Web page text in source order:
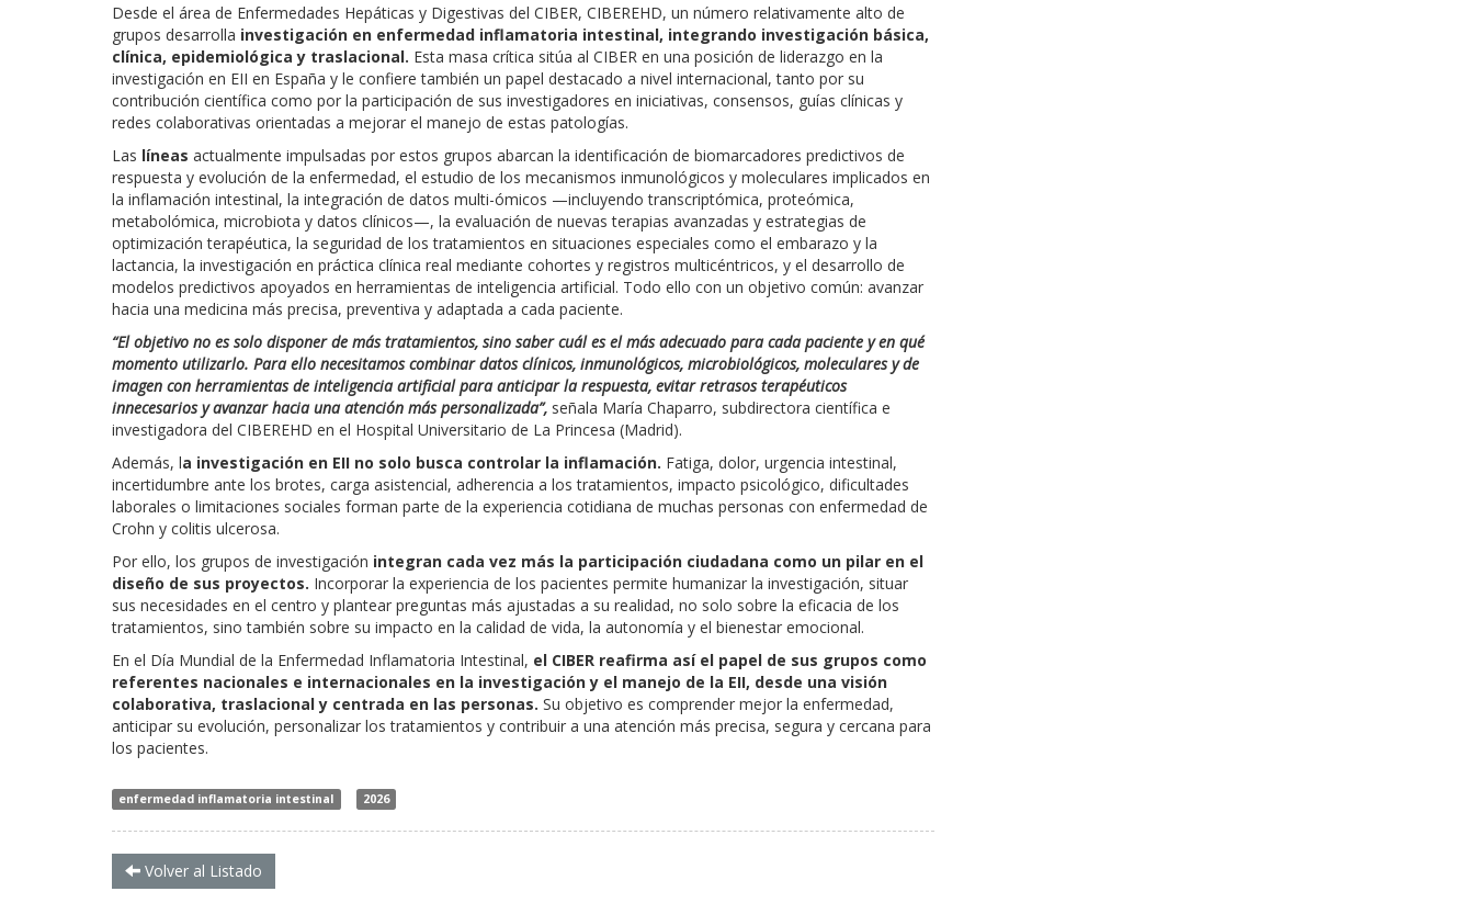
Desde el área de Enfermedades Hepáticas y Digestivas del CIBER, CIBEREHD, un número relativamente alto de
grupos desarrolla investigación en enfermedad inflamatoria intestinal, integrando investigación básica,
clínica, epidemiológica y traslacional. Esta masa crítica sitúa al CIBER en una posición de liderazgo en la
investigación en EII en España y le confiere también un papel destacado a nivel internacional, tanto por su
contribución científica como por la participación de sus investigadores en iniciativas, consensos, guías clínicas y
redes colaborativas orientadas a mejorar el manejo de estas patologías.
Las líneas actualmente impulsadas por estos grupos abarcan la identificación de biomarcadores predictivos de
respuesta y evolución de la enfermedad, el estudio de los mecanismos inmunológicos y moleculares implicados en
la inflamación intestinal, la integración de datos multi-ómicos —incluyendo transcriptómica, proteómica,
metabolómica, microbiota y datos clínicos—, la evaluación de nuevas terapias avanzadas y estrategias de
optimización terapéutica, la seguridad de los tratamientos en situaciones especiales como el embarazo y la
lactancia, la investigación en práctica clínica real mediante cohortes y registros multicéntricos, y el desarrollo de
modelos predictivos apoyados en herramientas de inteligencia artificial. Todo ello con un objetivo común: avanzar
hacia una medicina más precisa, preventiva y adaptada a cada paciente.
“El objetivo no es solo disponer de más tratamientos, sino saber cuál es el más adecuado para cada paciente y en qué
momento utilizarlo. Para ello necesitamos combinar datos clínicos, inmunológicos, microbiológicos, moleculares y de
imagen con herramientas de inteligencia artificial para anticipar la respuesta, evitar retrasos terapéuticos
innecesarios y avanzar hacia una atención más personalizada”, señala María Chaparro, subdirectora científica e
investigadora del CIBEREHD en el Hospital Universitario de La Princesa (Madrid).
Además, la investigación en EII no solo busca controlar la inflamación. Fatiga, dolor, urgencia intestinal,
incertidumbre ante los brotes, carga asistencial, adherencia a los tratamientos, impacto psicológico, dificultades
laborales o limitaciones sociales forman parte de la experiencia cotidiana de muchas personas con enfermedad de
Crohn y colitis ulcerosa.
Por ello, los grupos de investigación integran cada vez más la participación ciudadana como un pilar en el
diseño de sus proyectos. Incorporar la experiencia de los pacientes permite humanizar la investigación, situar
sus necesidades en el centro y plantear preguntas más ajustadas a su realidad, no solo sobre la eficacia de los
tratamientos, sino también sobre su impacto en la calidad de vida, la autonomía y el bienestar emocional.
En el Día Mundial de la Enfermedad Inflamatoria Intestinal, el CIBER reafirma así el papel de sus grupos como
referentes nacionales e internacionales en la investigación y el manejo de la EII, desde una visión
colaborativa, traslacional y centrada en las personas. Su objetivo es comprender mejor la enfermedad,
anticipar su evolución, personalizar los tratamientos y contribuir a una atención más precisa, segura y cercana para
los pacientes.
enfermedad inflamatoria intestinal 2026
Volver al Listado